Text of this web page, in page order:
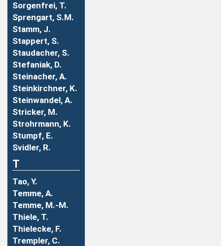
Sorgenfrei, T.
Sprengart, S.M.
Stamm, J.
Stappert, S.
Staudacher, S.
Stefaniak, D.
Steinacher, A.
Steinkirchner, K.
Steinwandel, A.
Stricker, M.
Strohrmann, K.
Stumpf, E.
Svidler, R.
T
Tao, Y.
Temme, A.
Temme, M.-M.
Thiele, T.
Thielecke, F.
Trempler, C.